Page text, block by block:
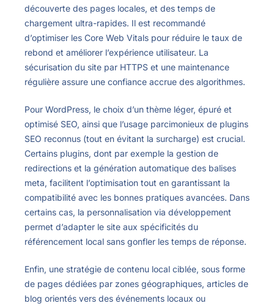
découverte des pages locales, et des temps de
chargement ultra-rapides. Il est recommandé
d’optimiser les Core Web Vitals pour réduire le taux de
rebond et améliorer l’expérience utilisateur. La
sécurisation du site par HTTPS et une maintenance
régulière assure une confiance accrue des algorithmes.
Pour WordPress, le choix d’un thème léger, épuré et
optimisé SEO, ainsi que l’usage parcimonieux de plugins
SEO reconnus (tout en évitant la surcharge) est crucial.
Certains plugins, dont par exemple la gestion de
redirections et la génération automatique des balises
meta, facilitent l’optimisation tout en garantissant la
compatibilité avec les bonnes pratiques avancées. Dans
certains cas, la personnalisation via développement
permet d’adapter le site aux spécificités du
référencement local sans gonfler les temps de réponse.
Enfin, une stratégie de contenu local ciblée, sous forme
de pages dédiées par zones géographiques, articles de
blog orientés vers des événements locaux ou